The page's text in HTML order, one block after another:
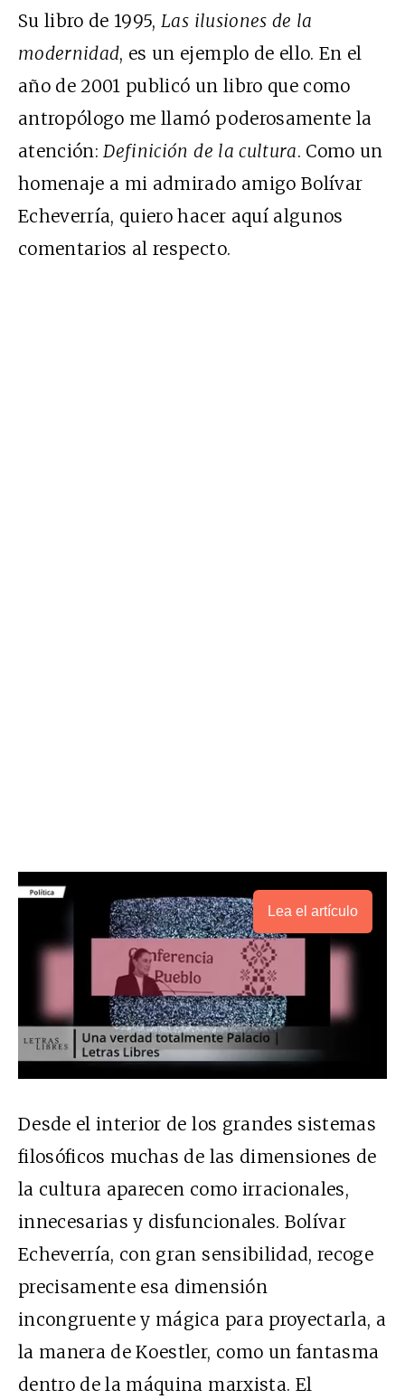
Su libro de 1995,Las ilusiones de la
modernidad, es un ejemplo de ello. En el
año de 2001 publicó un libro que como
antropólogo me llamó poderosamente la
atención:Definición de la cultura. Como un
homenaje a mi admirado amigo Bolívar
Echeverría, quiero hacer aquí algunos
comentarios al respecto.
Lea el artículo
Desde el interior de los grandes sistemas
filosóficos muchas de las dimensiones de
la cultura aparecen como irracionales,
innecesarias y disfuncionales. Bolívar
Echeverría, con gran sensibilidad, recoge
precisamente esa dimensión
incongruente y mágica para proyectarla, a
la manera de Koestler, como un fantasma
dentro de la máquina marxista. El